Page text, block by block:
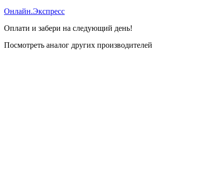
Онлайн.Экспресс
Оплати и забери на следующий день!
Посмотреть аналог других производителей